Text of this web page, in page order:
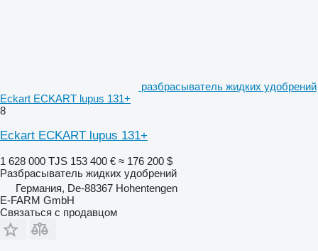
разбрасыватель жидких удобрений
Eckart ECKART lupus 131+
8
Eckart ECKART lupus 131+
1 628 000 TJS 153 400 € ≈ 176 200 $
Разбрасыватель жидких удобрений
Германия, De-88367 Hohentengen
E-FARM GmbH
Связаться с продавцом